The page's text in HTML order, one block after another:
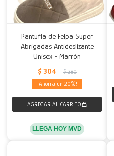
Pantufla de Felpa Super
Abrigadas Antideslizante
Unisex - Marrón
$ 304 $ 380
20
LLEGA HOY MVD